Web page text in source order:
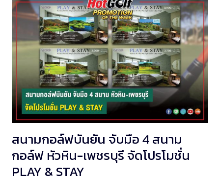
สนามกอล์ฟบันยัน จับมือ 4 สนาม
กอล์ฟ หัวหิน-เพชรบุรี จัดโปรโมชั่น
PLAY & STAY